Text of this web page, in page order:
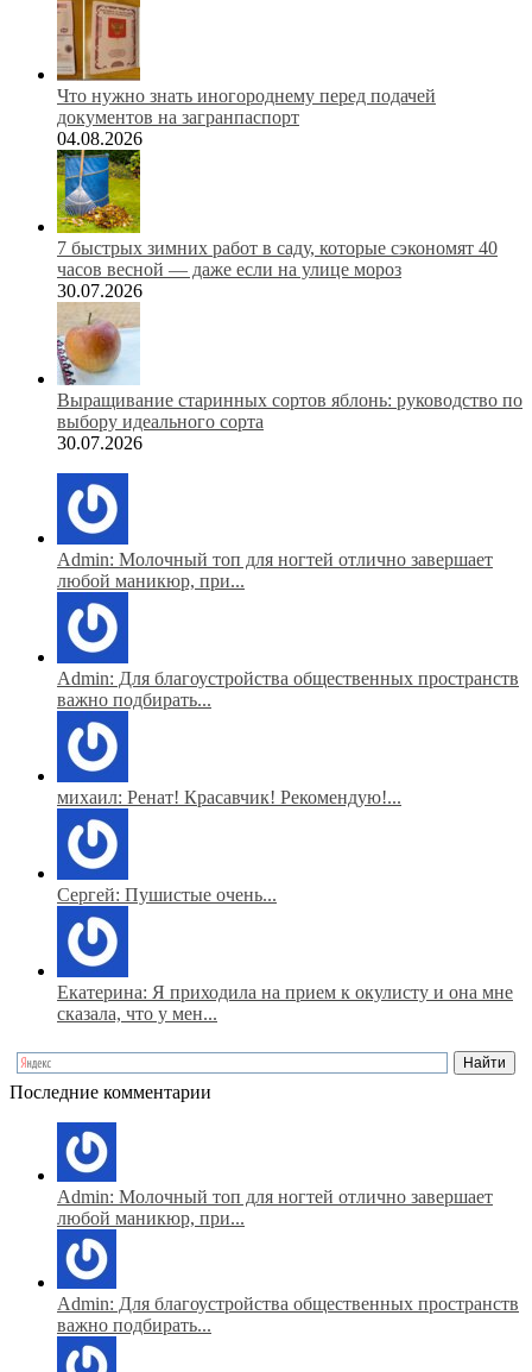
Что нужно знать иногороднему перед подачей
документов на загранпаспорт
04.08.2026
7 быстрых зимних работ в саду, которые сэкономят 40
часов весной — даже если на улице мороз
30.07.2026
Выращивание старинных сортов яблонь: руководство по
выбору идеального сорта
30.07.2026
Admin: Молочный топ для ногтей отлично завершает
любой маникюр, при...
Admin: Для благоустройства общественных пространств
важно подбирать...
михаил: Ренат! Красавчик! Рекомендую!...
Сергей: Пушистые очень...
Екатерина: Я приходила на прием к окулисту и она мне
сказала, что у мен...
Последние комментарии
Admin: Молочный топ для ногтей отлично завершает
любой маникюр, при...
Admin: Для благоустройства общественных пространств
важно подбирать...